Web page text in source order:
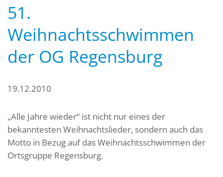
51.
Weihnachtsschwimmen
der OG Regensburg
19.12.2010
„Alle Jahre wieder“ ist nicht nur eines der
bekanntesten Weihnachtslieder, sondern auch das
Motto in Bezug auf das Weihnachtsschwimmen der
Ortsgruppe Regensburg.